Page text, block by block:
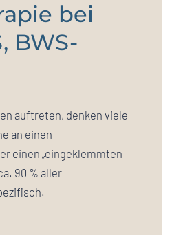
bei
BWS-
auftreten, denken viele
an einen
einen „eingeklemmten
90 % aller